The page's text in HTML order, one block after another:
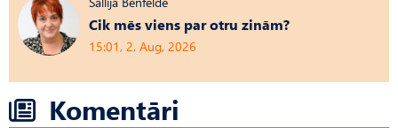
Cik mēs viens par otru zinām?
15:01, 2. Aug, 2026
Komentāri